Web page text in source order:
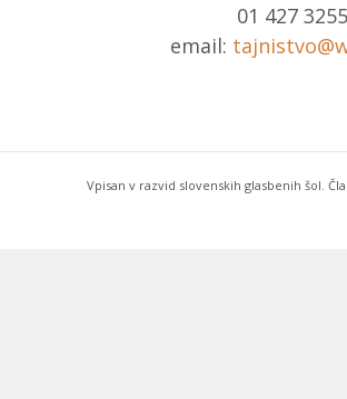
01 427 3255
email:
Vpisan v razvid slovenskih glasbenih šol.